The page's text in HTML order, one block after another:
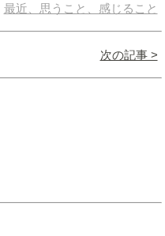
最近、思うこと、感じること
次の記事 >